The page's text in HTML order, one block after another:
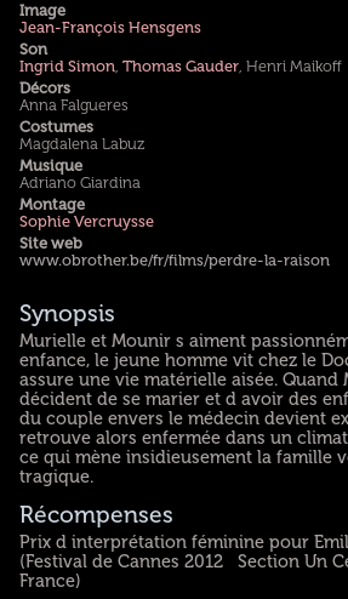
Image
Jean-François Hensgens
Son
Ingrid Simon, Thomas Gauder, Henri Maikoff
Décors
Anna Falgueres
Costumes
Magdalena Labuz
Musique
Adriano Giardina
Montage
Sophie Vercruysse
Site web
www.obrother.be/fr/films/perdre-la-raison
Synopsis
Murielle et Mounir s aiment
enfance, le jeune homme vit chez le
assure une vie matérielle aisée.
décident de se marier et d avoir des
du couple envers le médecin devient
retrouve alors enfermée dans un
ce qui mène insidieusement la famille
tragique.
Récompenses
Prix d interprétation féminine pour
(Festival de Cannes 2012 Section Un
France)